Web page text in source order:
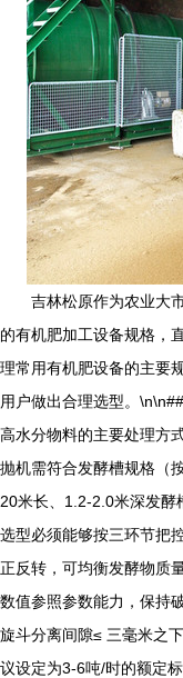
吉林松原作为农业大
的有机肥加工设备规格，
理常用有机肥设备的主要
用户做出合理选型。
高水分物料的主要处理方
抛机需符合发酵槽规格（
20米长、1.2-2.0米深发酵
选型必须能够按三环节把
正反转，可均衡发酵物质
数值参照参数能力，保持
旋斗分离间隙≤ 三毫米之
议设定为3-6吨/时的额定